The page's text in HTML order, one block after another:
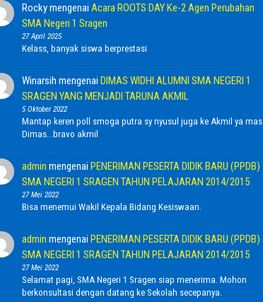
RockymengenaiAcara ROOTS DAY Ke-2 Agen Perubahan
SMA Negeri 1 Sragen
27 April 2025
Kelass, banyak siswa berprestasi
Winarsih mengenaiDIMAS WIDHI ALUMNI SMA NEGERI 1
SRAGEN YANG MENJADI TARUNA AKMIL
5 Oktober 2022
Mantap keren poll smoga putra sy nyusul juga ke Akmil ya mas
Dimas...bravo akmil
admin mengenaiPENERIMAN PESERTA DIDIK BARU (PPDB)
SMA NEGERI 1 SRAGEN TAHUN PELAJARAN 2014/2015
27 Mei 2022
Bisa menemui Wakil Kepala Bidang Kesiswaan.
admin mengenaiPENERIMAN PESERTA DIDIK BARU (PPDB)
SMA NEGERI 1 SRAGEN TAHUN PELAJARAN 2014/2015
27 Mei 2022
Selamat pagi, SMA Negeri 1 Sragen siap menerima. Mohon
berkonsultasi dengan datang ke Sekolah secepanya.